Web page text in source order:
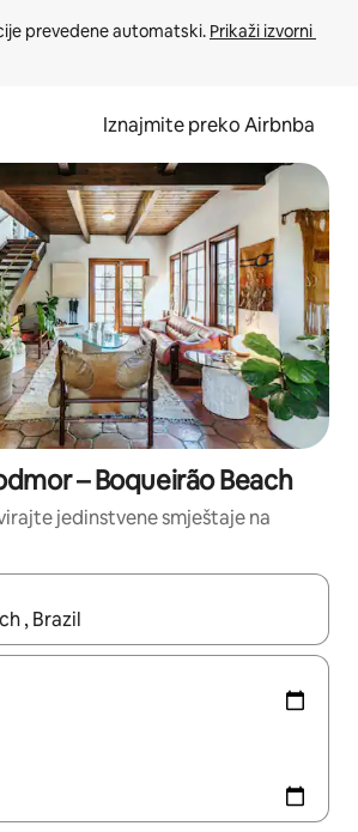
prevedene automatski. Prikaži izvorni
Iznajmite preko Airbnba
– Boqueirão Beach
jedinstvene smještaje na
rezultati, moći ćete ih pregledati